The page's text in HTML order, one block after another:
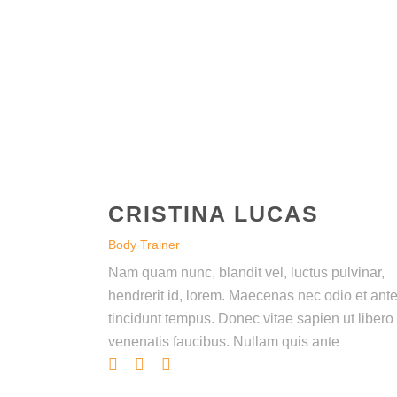
CRISTINA LUCAS
Body Trainer
Nam quam nunc, blandit vel, luctus pulvinar,
hendrerit id, lorem. Maecenas nec odio et ante
tincidunt tempus. Donec vitae sapien ut libero
venenatis faucibus. Nullam quis ante